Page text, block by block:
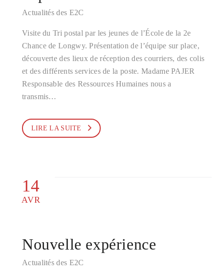
Actualités des E2C
Visite du Tri postal par les jeunes de l’École de la 2e
Chance de Longwy. Présentation de l’équipe sur place,
découverte des lieux de réception des courriers, des colis
et des différents services de la poste. Madame PAJER
Responsable des Ressources Humaines nous a
transmis…
LIRE LA SUITE
14
AVR
Nouvelle expérience
Actualités des E2C